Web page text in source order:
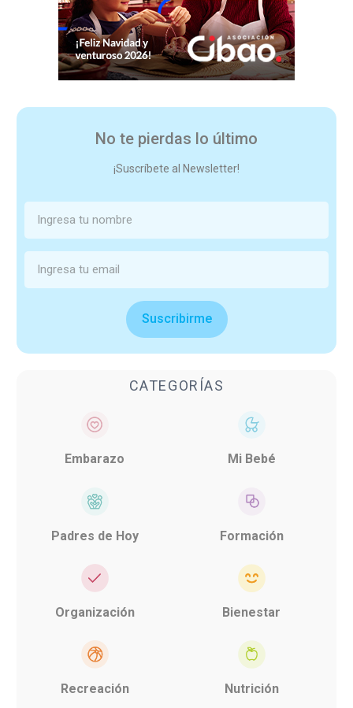
No te pierdas lo último
¡Suscríbete al Newsletter!
Suscribirme
CATEGORÍAS
Embarazo Mi Bebé
Padres de Hoy Formación
Organización Bienestar
Recreación Nutrición